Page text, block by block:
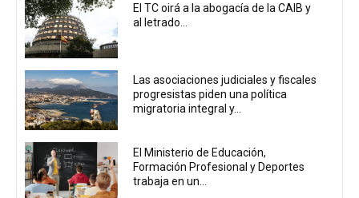
El TC oirá a la abogacía de la CAIB y
al letrado...
Las asociaciones judiciales y fiscales
progresistas piden una política
migratoria integral y...
El Ministerio de Educación,
Formación Profesional y Deportes
trabaja en un...